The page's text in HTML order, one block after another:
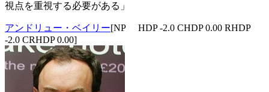
視点を重視する必要がある」
アンドリュー・ベイリー[NP HDP -2.0 CHDP 0.00 RHDP
-2.0 CRHDP 0.00]